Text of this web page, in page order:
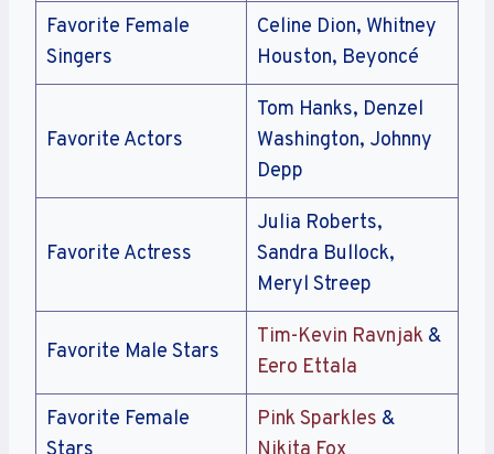
Favorite Female
Singers
Celine Dion, Whitney
Houston, Beyoncé
Favorite Actors
Tom Hanks, Denzel
Washington, Johnny
Depp
Favorite Actress
Julia Roberts,
Sandra Bullock,
Meryl Streep
Favorite Male Stars
Tim-Kevin Ravnjak &
Eero Ettala
Favorite Female
Pink Sparkles &